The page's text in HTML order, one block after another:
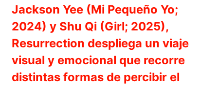
Jackson Yee (Mi Pequeño Yo;
2024) y Shu Qi (Girl; 2025),
Resurrection despliega un viaje
visual y emocional que recorre
distintas formas de percibir el